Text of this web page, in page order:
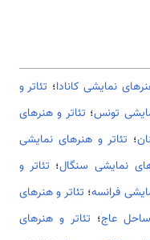
نمایشی کانادا؛ تئاتر و
تونس؛ تئاتر و هنرهای
؛ تئاتر و هنرهای نمایشی
نمایشی سنگال؛ تئاتر و
فرانسه؛ تئاتر و هنرهای
عاج؛ تئاتر و هنرهای